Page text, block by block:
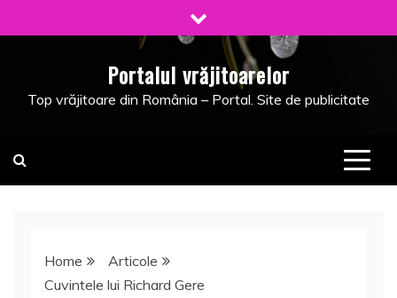
to
Portalul vrăjitoarelor
Top vrăjitoare din România – Portal. Site de publicitate
Home
Articole
Cuvintele lui Richard Gere